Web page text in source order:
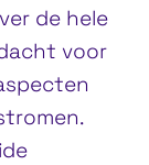
de hele
voor